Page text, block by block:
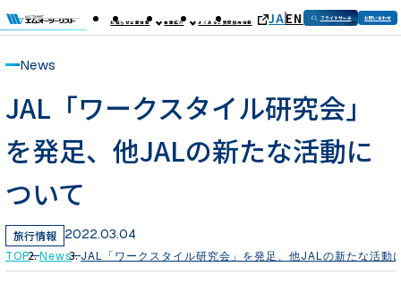
お知らせ企業情報 事業紹介 よくあるご質問採用情報 JAEN フライトサーチ お問い合わせ
News
JAL「ワークスタイル研究会」
を発足、他JALの新たな活動に
ついて
旅行情報 2022.03.04
TOP News JAL「ワークスタイル研究会」を発足、他JALの新たな活動